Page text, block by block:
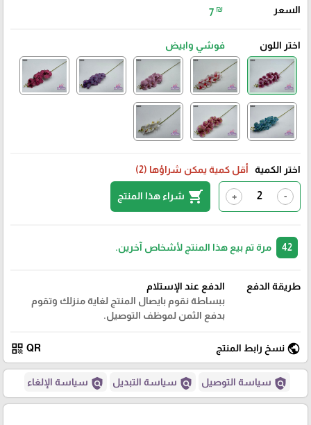
السعر 7 ₪
اختر اللون فوشي وابيض
اختر الكمية أقل كمية يمكن شراؤها (2)
-
+
shopping_cart شراء هذا المنتج
مرة تم بيع هذا المنتج لأشخاص آخرين.
طريقة الدفع
الدفع عند الإستلام
ببساطة نقوم بايصال المنتج لغاية منزلك وتقوم
بدفع الثمن لموظف التوصيل.
public نسخ رابط المنتج QR
qr_code
policy سياسة التوصيل policy سياسة التبديل policy سياسة الإلغاء